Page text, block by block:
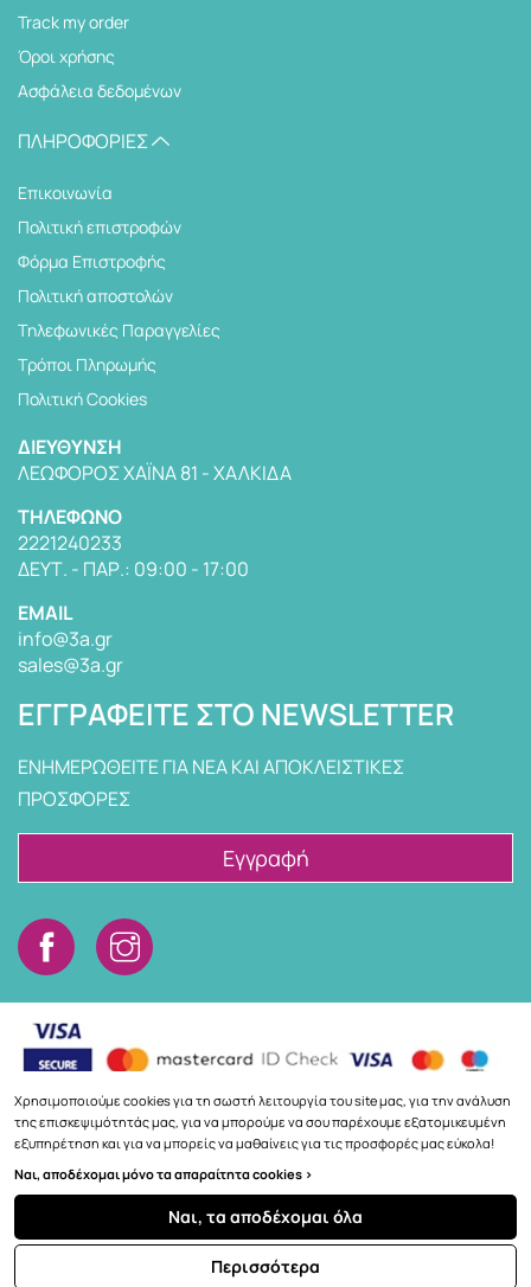
Track my order
Όροι χρήσης
Ασφάλεια δεδομένων
ΠΛΗΡΟΦΟΡΊΕΣ
Επικοινωνία
Πολιτική επιστροφών
Φόρμα Επιστροφής
Πολιτική αποστολών
Tηλεφωνικές Παραγγελίες
Τρόποι Πληρωμής
Πολιτική Cookies
ΔΙΕΎΘΥΝΣΗ
ΛΕΩΦΌΡΟΣ ΧΑΪΝΆ 81 - ΧΑΛΚΊΔΑ
TΗΛΈΦΩΝΟ
2221240233
ΔΕΥΤ. - ΠΑΡ.: 09:00 - 17:00
EMAIL
info@3a.gr
sales@3a.gr
ΕΓΓΡΑΦΕΊΤΕ ΣΤΟ NEWSLETTER
ΕΝΗΜΕΡΩΘΕΙΤΕ ΓΙΑ ΝΕΑ ΚΑΙ ΑΠΟΚΛΕΙΣΤΙΚΕΣ
ΠΡΟΣΦΟΡΕΣ
Εγγραφή
Copyright © 2026
Χρησιμοποιούμε cookies για τη σωστή λειτουργία του site μας, για την ανάλυση
της επισκεψιμότητάς μας, για να μπορούμε να σου παρέχουμε εξατομικευμένη
εξυπηρέτηση και για να μπορείς να μαθαίνεις για τις προσφορές μας εύκολα!
Ναι, αποδέχομαι μόνο τα απαραίτητα cookies >
Ναι, τα αποδέχομαι όλα
Περισσότερα